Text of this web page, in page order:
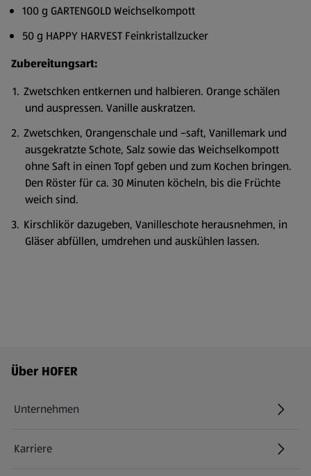
100 g GARTENGOLD Weichselkompott
50 g HAPPY HARVEST Feinkristallzucker
Zubereitungsart:
Zwetschken entkernen und halbieren. Orange schälen
und auspressen. Vanille auskratzen.
Zwetschken, Orangenschale und –saft, Vanillemark und
ausgekratzte Schote, Salz sowie das Weichselkompott
ohne Saft in einen Topf geben und zum Kochen bringen.
Den Röster für ca. 30 Minuten köcheln, bis die Früchte
weich sind.
Kirschlikör dazugeben, Vanilleschote herausnehmen, in
Gläser abfüllen, umdrehen und auskühlen lassen.
Fußzeilenmenü - weitere Links
Über HOFER
Unternehmen
Karriere
(öffnet in einem neuen Tab)